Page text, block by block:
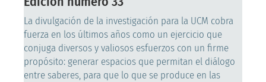
La divulgación de la investigación para la UCM cobra
fuerza en los últimos años como un ejercicio que
conjuga diversos y valiosos esfuerzos con un firme
propósito: generar espacios que permitan el diálogo
entre saberes, para que lo que se produce en las